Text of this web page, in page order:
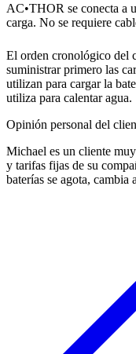
AC•THOR se conecta a
carga. No se requiere
El orden cronológico del
suministrar primero las
utilizan para cargar la
utiliza para calentar agua.
Opinión personal del
Michael es un cliente
y tarifas fijas de su
baterías se agota, cambia